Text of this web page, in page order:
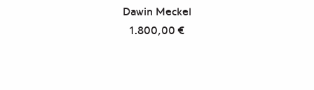
Dawin Meckel
1.800,00€